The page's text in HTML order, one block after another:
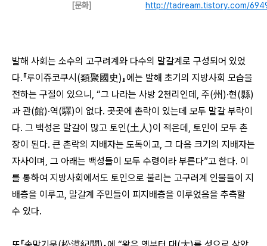
[문화] http://tadream.tistory.com/
발해 사회는 소수의 고구려계와 다수의 말갈계로 구성되어 있었
다.『루이쥬코쿠시(類聚國史)』에는 발해 초기의 지방사회 모습을
전하는 구절이 있으니, “그 나라는 사방 2천리인데, 주(州)·현(縣)
과 관(館)·역(驛)이 없다. 곳곳에 촌락이 있는데 모두 말갈 부락이
다. 그 백성은 말갈이 많고 토인(土人)이 적은데, 토인이 모두 촌
장이 된다. 큰 촌락의 지배자는 도독이고, 그 다음 크기의 지배자는
자사이며, 그 아래는 백성들이 모두 수령이라 부른다”고 한다. 이
를 통하여 지방사회에서도 토인으로 불리는 고구려계 인물들이 지
배층을 이루고, 말갈계 주민들이 피지배층을 이루었음을 추측할
수 있다.